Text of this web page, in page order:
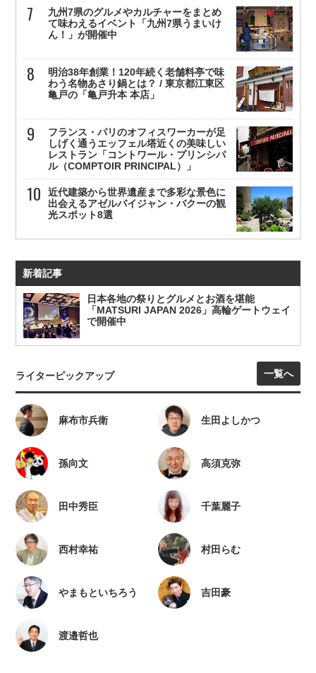
九州7県のグルメやカルチャーをまとめ
て味わえるイベント「九州7県うまいけ
ん！」が開催中
明治38年創業！120年続く老舗料亭で味
わう名物あさり鍋とは？ / 東京都江東区
亀戸の「亀戸升本 本店」
フランス・パリのオフィスワーカーが足
しげく通うエッフェル塔近くの美味しい
レストラン「コントワール・プリンシパ
ル（COMPTOIR PRINCIPAL）」
近代建築から世界遺産まで多彩な景色に
出会えるアゼルバイジャン・バクーの観
光スポット8選
新着記事
日本各地の祭りとグルメとお酒を堪能
「MATSURI JAPAN 2026」高輪ゲートウェイ
で開催中
ライターピックアップ 一覧へ
麻布市兵衛 生田よしかつ
孫向文 高須克弥
田中秀臣 千葉麗子
西村幸祐 村田らむ
やまもといちろう 吉田豪
渡邉哲也